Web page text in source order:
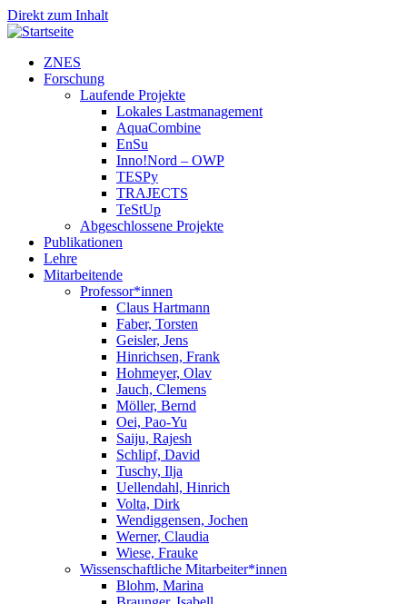
Direkt zum Inhalt
ZNES
Forschung
Laufende Projekte
Lokales Lastmanagement
AquaCombine
EnSu
Inno!Nord – OWP
TESPy
TRAJECTS
TeStUp
Abgeschlossene Projekte
Publikationen
Lehre
Mitarbeitende
Professor*innen
Claus Hartmann
Faber, Torsten
Geisler, Jens
Hinrichsen, Frank
Hohmeyer, Olav
Jauch, Clemens
Möller, Bernd
Oei, Pao-Yu
Saiju, Rajesh
Schlipf, David
Tuschy, Ilja
Uellendahl, Hinrich
Volta, Dirk
Wendiggensen, Jochen
Werner, Claudia
Wiese, Frauke
Wissenschaftliche Mitarbeiter*innen
Blohm, Marina